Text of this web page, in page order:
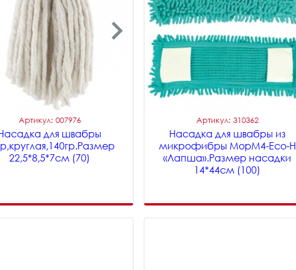
Артикул: 007976
для швабры
22,5*8,5*7см (70)
Артикул: 310362
Насадка для швабры из
микрофибры MopM4-Eco-H
«Лапша».Размер насадки
14*44см (100)